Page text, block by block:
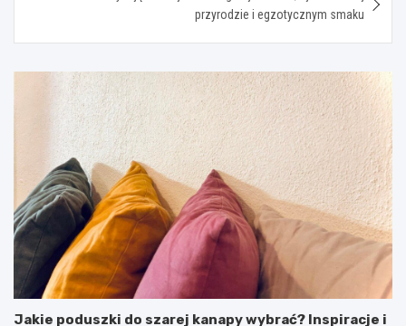
przyrodzie i egzotycznym smaku
Jakie poduszki do szarej kanapy wybrać? Inspiracje i